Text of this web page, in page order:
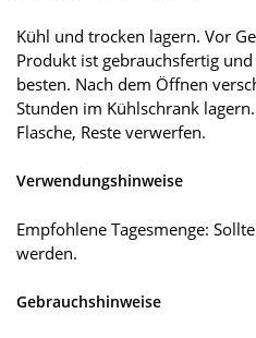
Kühl und trocken lagern. Vor
Produkt ist gebrauchsfertig
besten. Nach dem Öffnen
Stunden im Kühlschrank
Flasche, Reste verwerfen.
Verwendungshinweise
Empfohlene Tagesmenge:
werden.
Gebrauchshinweise